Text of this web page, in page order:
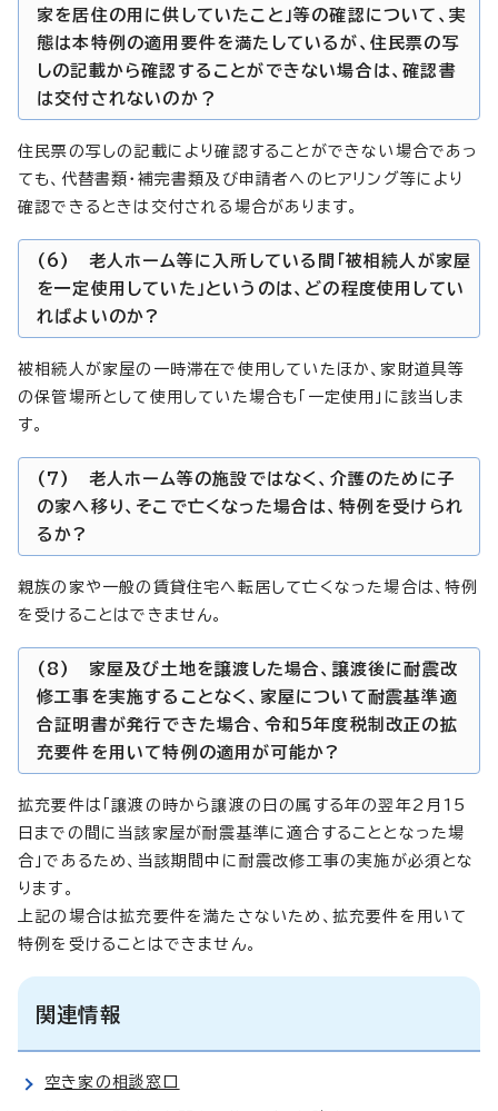
家を居住の用に供していたこと」等の確認について、実
態は本特例の適用要件を満たしているが、住民票の写
しの記載から確認することができない場合は、確認書
は交付されないのか？
住民票の写しの記載により確認することができない場合であっ
ても、代替書類・補完書類及び申請者へのヒアリング等により
確認できるときは交付される場合があります。
(6) 老人ホーム等に入所している間「被相続人が家屋
を一定使用していた」というのは、どの程度使用してい
ればよいのか?
被相続人が家屋の一時滞在で使用していたほか、家財道具等
の保管場所として使用していた場合も「一定使用」に該当しま
す。
(7) 老人ホーム等の施設ではなく、介護のために子
の家へ移り、そこで亡くなった場合は、特例を受けられ
るか?
親族の家や一般の賃貸住宅へ転居して亡くなった場合は、特例
を受けることはできません。
(8) 家屋及び土地を譲渡した場合、譲渡後に耐震改
修工事を実施することなく、家屋について耐震基準適
合証明書が発行できた場合、令和5年度税制改正の拡
充要件を用いて特例の適用が可能か?
拡充要件は「譲渡の時から譲渡の日の属する年の翌年2月15
日までの間に当該家屋が耐震基準に適合することとなった場
合」であるため、当該期間中に耐震改修工事の実施が必須とな
ります。
上記の場合は拡充要件を満たさないため、拡充要件を用いて
特例を受けることはできません。
関連情報
空き家の相談窓口